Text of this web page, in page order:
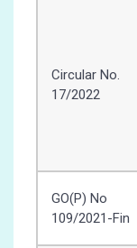
Circular No.
17/2022
GO(P) No
109/2021-Fin